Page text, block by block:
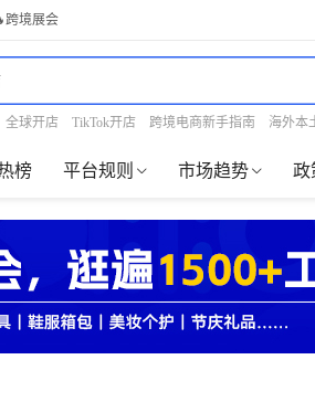
跨境展会
全球开店 TikTok开店 跨境电商新手指南 海外本
榜 平台规则 市场趋势 政